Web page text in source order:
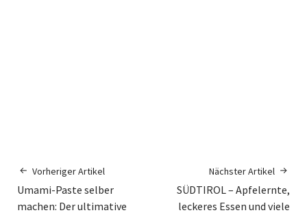
Vorheriger Artikel
Umami-Paste selber
machen: Der ultimative
Nächster Artikel
SÜDTIROL – Apfelernte,
leckeres Essen und viele